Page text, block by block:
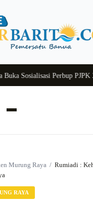
Sosialisasi Perbup PJPK
Murung Raya / Rumiadi :
RAYA